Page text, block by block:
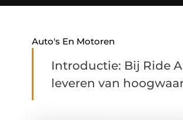
Auto's En Motoren
Introductie: Bij Ride
leveren van